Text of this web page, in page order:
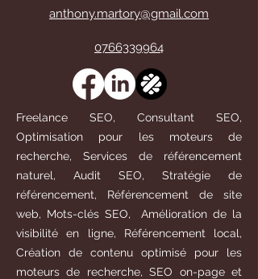
anthony.martory@gmail.com
0766339964
Freelance SEO, Consultant SEO,
Optimisation pour les moteurs de
recherche, Services de référencement
naturel, Audit SEO, Stratégie de
référencement, Référencement de site
web, Mots-clés SEO, Amélioration de la
visibilité en ligne, Référencement local,
Création de contenu optimisé pour les
moteurs de recherche, SEO on-page et